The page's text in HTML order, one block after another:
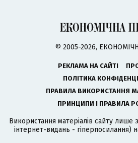
© 2005-2026,
РЕКЛАМА НА САЙТІ
ПОЛІТИКА
ПРАВИЛА ВИКОРИСТАННЯ
ПРИНЦИПИ І ПРАВИЛА
Використання матеріалів сайту лише
інтернет-видань - гіперпосилання)